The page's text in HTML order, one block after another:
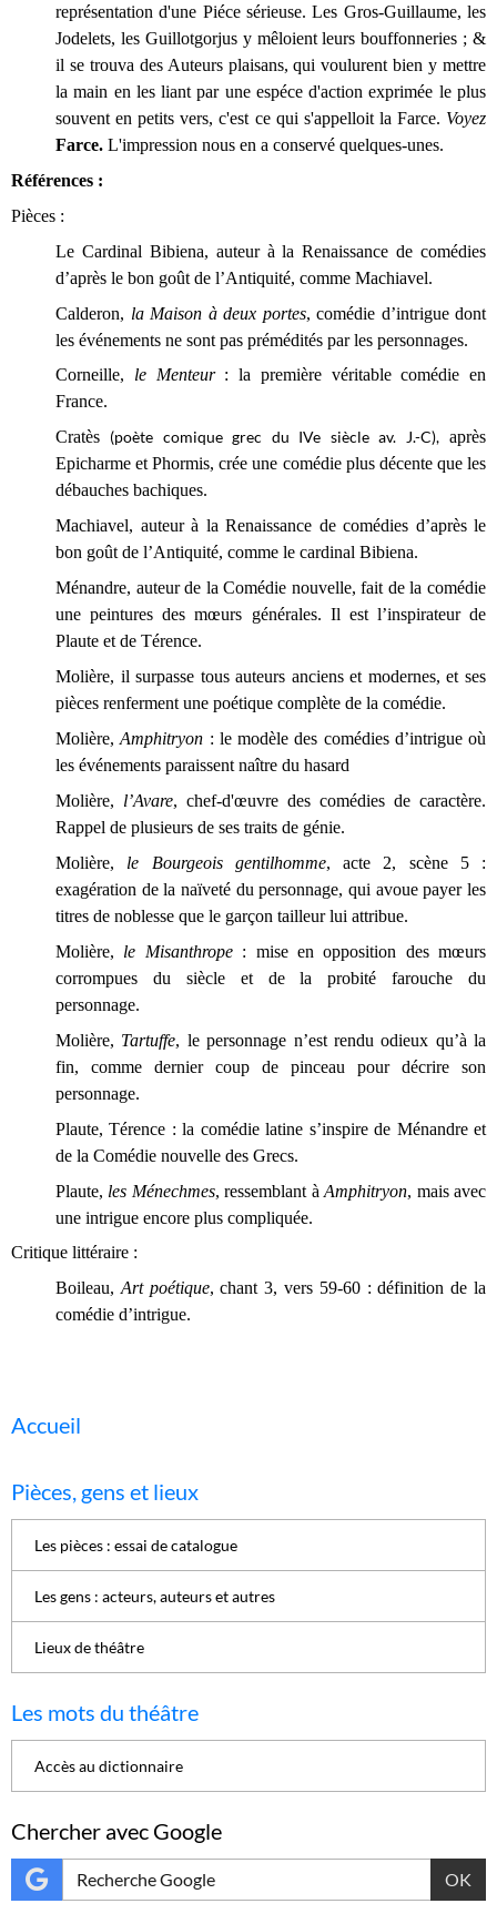
représentation d'une Piéce sérieuse. Les Gros-Guillaume, les
Jodelets, les Guillotgorjus y mêloient leurs bouffonneries ; &
il se trouva des Auteurs plaisans, qui voulurent bien y mettre
la main en les liant par une espéce d'action exprimée le plus
souvent en petits vers, c'est ce qui s'appelloit la Farce. Voyez
Farce. L'impression nous en a conservé quelques-unes.
Références :
Pièces :
Le Cardinal Bibiena, auteur à la Renaissance de comédies
d’après le bon goût de l’Antiquité, comme Machiavel.
Calderon, la Maison à deux portes, comédie d’intrigue dont
les événements ne sont pas prémédités par les personnages.
Corneille, le Menteur: la première véritable comédie en
France.
Cratès (poète comique grec du IVe siècle av. J.-C),après
Epicharme et Phormis, crée une comédie plus décente que les
débauches bachiques.
Machiavel, auteur à la Renaissance de comédies d’après le
bon goût de l’Antiquité, comme le cardinal Bibiena.
Ménandre, auteur de la Comédie nouvelle, fait de la comédie
une peintures des mœurs générales. Il est l’inspirateur de
Plaute et de Térence.
Molière, il surpasse tous auteurs anciens et modernes, et ses
pièces renferment une poétique complète de la comédie.
Molière,Amphitryon : le modèle des comédies d’intrigue où
les événements paraissent naître du hasard
Molière, l’Avare, chef-d'œuvre des comédies de caractère.
Rappel de plusieurs de ses traits de génie.
Molière, le Bourgeois gentilhomme, acte 2, scène 5 :
exagération de la naïveté du personnage, qui avoue payer les
titres de noblesse que le garçon tailleur lui attribue.
Molière, le Misanthrope: mise en opposition des mœurs
corrompues du siècle et de la probité farouche du
personnage.
Molière, Tartuffe, le personnage n’est rendu odieux qu’à la
fin, comme dernier coup de pinceau pour décrire son
personnage.
Plaute, Térence : la comédie latine s’inspire de Ménandre et
de la Comédie nouvelle des Grecs.
Plaute, les Ménechmes, ressemblant àAmphitryon, mais avec
une intrigue encore plus compliquée.
Critique littéraire :
Boileau,Art poétique, chant 3, vers 59-60 : définition de la
comédie d’intrigue.
Accueil
Pièces, gens et lieux
Les pièces : essai de catalogue
Les gens : acteurs, auteurs et autres
Lieux de théâtre
Les mots du théâtre
Accès au dictionnaire
Chercher avec Google
OK